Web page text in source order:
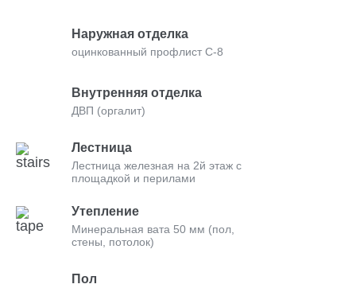
Наружная отделка
оцинкованный профлист С-8
Внутренняя отделка
ДВП (оргалит)
Лестница
Лестница железная на 2й этаж с
площадкой и перилами
Утепление
Минеральная вата 50 мм (пол,
стены, потолок)
Пол